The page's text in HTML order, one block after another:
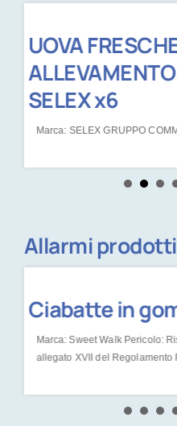
UOVA
SELEX x6
Marca: SELEX GRUPPO
Allarmi
Ciabatte in
Marca: Sweet Walk Pericolo:
allegato XVII del Regolamento